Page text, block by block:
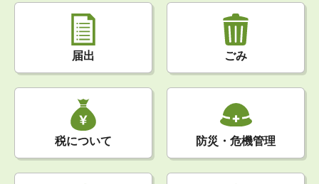
届出 ごみ
税について 防災・危機管理